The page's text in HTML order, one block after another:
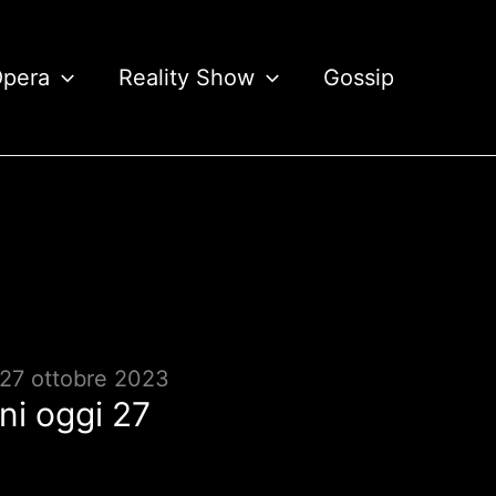
Reality Show Gossip
ottobre 2023
oggi 27